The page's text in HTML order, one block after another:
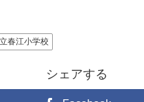
春江小学校
シェアする